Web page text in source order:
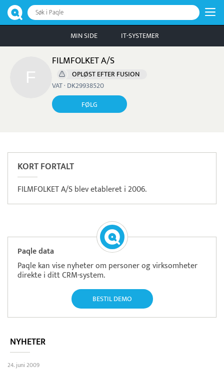
Søk i Paqle
MIN SIDE IT-SYSTEMER
FILMFOLKET A/S
OPLØST EFTER FUSION
VAT · DK29938520
FØLG
KORT FORTALT
FILMFOLKET A/S blev etableret i 2006.
Paqle data
Paqle kan vise nyheter om personer og virksomheter
direkte i ditt CRM-system.
BESTIL DEMO
NYHETER
24. juni 2009